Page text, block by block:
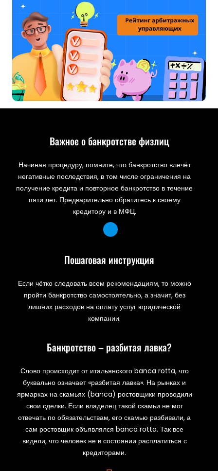
Важное о банкротстве физлиц
Начиная процедуру, помните, что банкротство влечёт
негативные последствия, в том числе ограничения на
получение кредита и повторное банкротство в течение
пяти лет. Предварительно обратитесь к своему
кредитору и в МФЦ.
Пошаговая инструкция
Если чётко следовать всем рекомендациям, то можно
пройти банкротство самостоятельно, а значит, без
лишних расходов на оплату услуг юридической
компании.
Банкротство – разбитая лавка?
Слово происходит от итальянского banca rotta, что
буквально означает «разбитая лавка». На рынках и
ярмарках на скамьях (banca) ростовщики проводили
свои сделки. Если владелец такой скамьи не мог
отвечать по обязательствам, его скамью разбивали, а
сам ростовщик объявлялся banca rotta. Так все
видели, что человек не в состоянии расплатиться с
кредиторами.